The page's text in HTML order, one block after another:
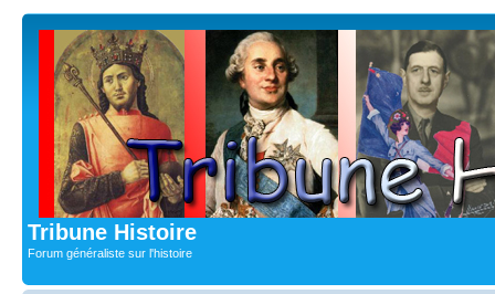
Tribune Histoire
Forum généraliste sur l'histoire